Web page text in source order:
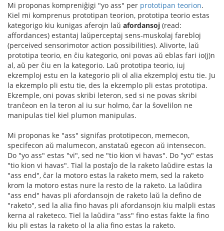
Mi proponas kompreniĝigi "yo ass" per prototipan teorion.
Kiel mi komprenus prototipan teorion, prototipa teorio estas
kategorigo kiu kunigas aferojn laŭ afordansoj (read:
affordances) estantaj laŭperceptaj sens-muskolaj farebloj
(perceived sensorimotor action possibilities). Alivorte, laŭ
prototipa teorio, en ĉiu kategorio, oni povas aŭ eblas fari io(j)n
al, aŭ per ĉiu en la kategorio. Laŭ prototipa teorio, iuj
ekzemploj estu en la kategorio pli ol alia ekzemploj estu tie. Ju
la ekzemplo pli estu tie, des la ekzemplo pli estas prototipa.
Ekzemple, oni povas skribi leteron, sed si ne povas skribi
tranĉeon en la teron al iu sur holmo, ĉar la ŝovelilon ne
manipulas tiel kiel plumon manipulas.
Mi proponas ke "ass" signifas prototipecon, memecon,
specifecon aŭ malumecon, anstataŭ egecon aŭ intensecon.
Do "yo ass" estas "vi", sed ne "tio kion vi havas". Do "yo" estas
"tio kion vi havas". Tial la postaĵo de la raketo laŭdire estas la
"ass end", ĉar la motoro estas la raketo mem, sed la raketo
krom la motoro estas nure la resto de la raketo. La laŭdira
"ass end" havas pli afordansojn de raketo laŭ la defino de
"raketo", sed la alia fino havas pli afordansojn kiu malpli estas
kerna al raketeco. Tiel la laŭdira "ass" fino estas fakte la fino
kiu pli estas la raketo ol la alia fino estas la raketo.